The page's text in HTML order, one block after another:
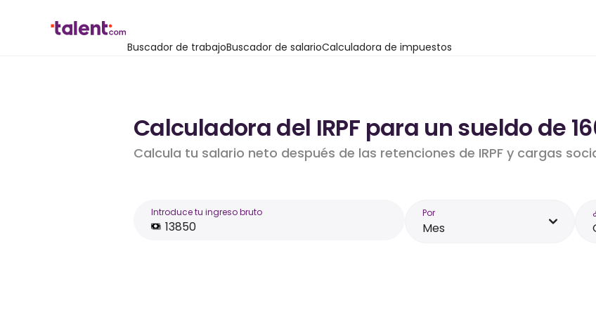
Buscador de trabajoBuscador de salarioCalculadora de impuestos
Calculadora del IRPF para un sueldo de
Calcula tu salario neto después de las retenciones de IRPF y cargas
Introduce tu ingreso bruto Por
Mes